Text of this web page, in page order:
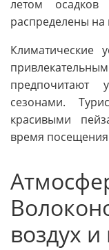
летом
распределены на
Климатические
предпочитают
сезонами.
красивыми
время посещения
воздух